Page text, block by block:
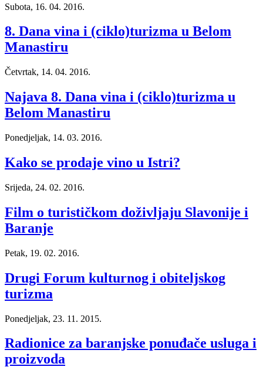
Subota, 16. 04. 2016.
8. Dana vina i (ciklo)turizma u Belom
Manastiru
Četvrtak, 14. 04. 2016.
Najava 8. Dana vina i (ciklo)turizma u
Belom Manastiru
Ponedjeljak, 14. 03. 2016.
Kako se prodaje vino u Istri?
Srijeda, 24. 02. 2016.
Film o turističkom doživljaju Slavonije i
Baranje
Petak, 19. 02. 2016.
Drugi Forum kulturnog i obiteljskog
turizma
Ponedjeljak, 23. 11. 2015.
Radionice za baranjske ponuđače usluga i
proizvoda